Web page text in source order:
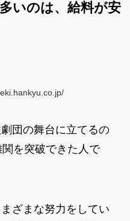
いのは、給料が安
団の舞台に立てるの
を突破できた人で
ざまな努力をしてい